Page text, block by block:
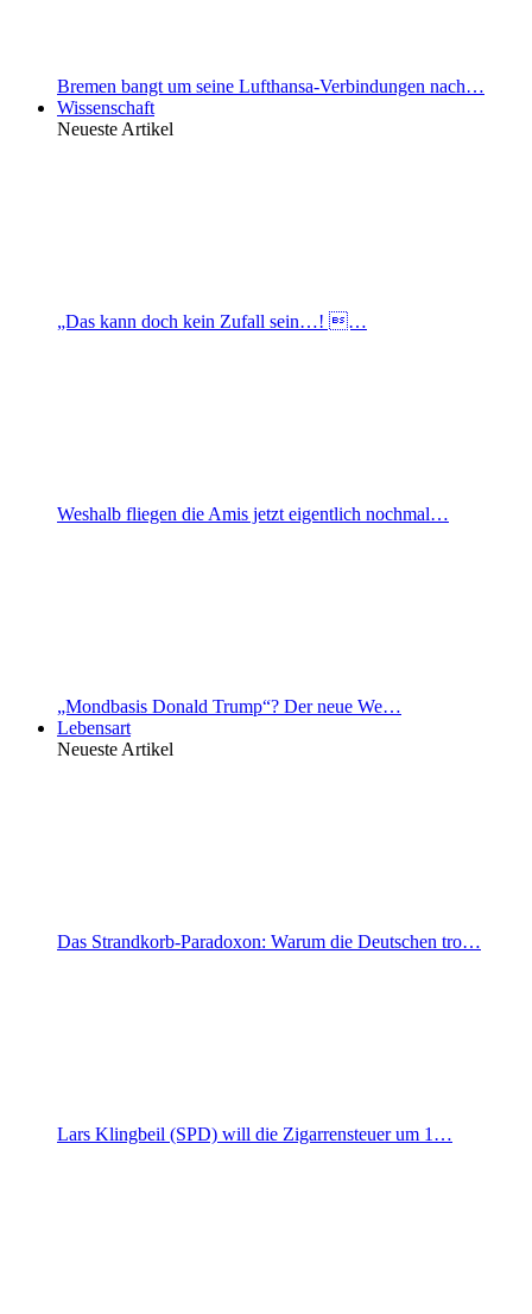
Bremen bangt um seine Lufthansa-Verbindungen nach…
Wissenschaft
Neueste Artikel
„Das kann doch kein Zufall sein…! …
Weshalb fliegen die Amis jetzt eigentlich nochmal…
„Mondbasis Donald Trump“? Der neue We…
Lebensart
Neueste Artikel
Das Strandkorb-Paradoxon: Warum die Deutschen tro…
Lars Klingbeil (SPD) will die Zigarrensteuer um 1…